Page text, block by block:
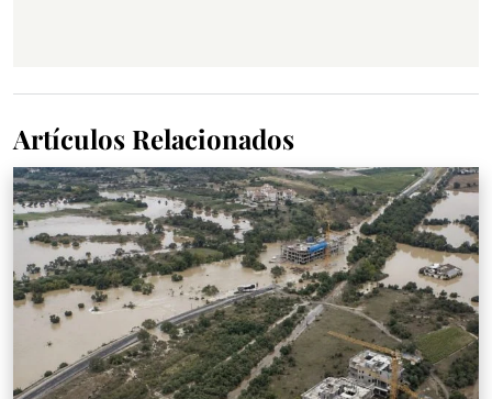
Artículos Relacionados